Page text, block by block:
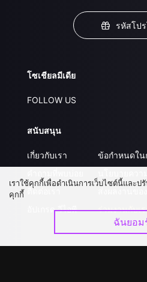
รหัสโป
โซเชียลมีเดีย
FOLLOW US
สนับสนุน
เกี่ยวกับเรา
ติดต่อเรา
อัปเกรด วีไอพี
ข้อกำหนดใน
ส่งผลงานขอ
ร่วมงานกับเ
เราใช้คุกกี้เพื่อดำเนินการเว็บไซต์นี้และป
คุกกี้
ฉันยอม